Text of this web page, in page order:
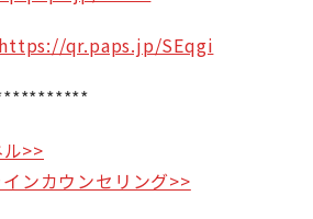
https://qr.paps.jp/SEqgi
>>
ンカウンセリング>>